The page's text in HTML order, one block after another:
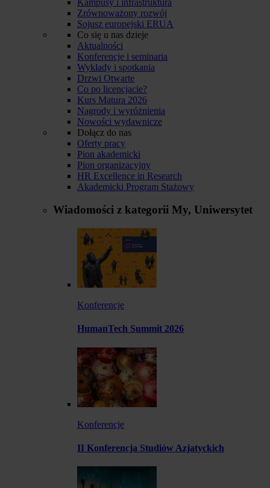
Zrównoważony rozwój
Sojusz europejski ERUA
Co się u nas dzieje
Aktualności
Konferencje i seminaria
Wykłady i spotkania
Drzwi Otwarte
Co po licencjacie?
Kurs Matura 2026
Nagrody i wyróżnienia
Nowości wydawnicze
Dołącz do nas
Oferty pracy
Pion akademicki
Pion organizacyjny
HR Excellence in Research
Akademicki Program Stażowy
Wiadomości z kategorii My, Uniwersytet
Konferencje
HumanTech Summit 2026
Konferencje
II Konferencja Studiów Azjatyckich